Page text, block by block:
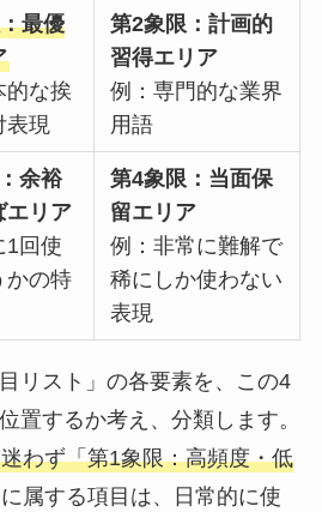
最優
的な挨
表現
第2象限：計画的
習得エリア
例：専門的な業界
用語
余裕
エリア
1回使
かの特
第4象限：当面保
留エリア
例：非常に難解で
稀にしか使わない
表現
リスト」の各要素を、この4
置するか考え、分類します。
わず「第1象限：高頻度・低
属する項目は、日常的に使